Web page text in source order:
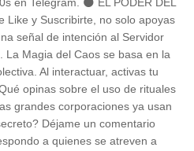
Like y Suscribirte, no solo apoyas
señal de intención al Servidor
La Magia del Caos se basa en la
Al interactuar, activas tu
opinas sobre el uso de rituales
grandes corporaciones ya usan
Déjame un comentario
a quienes se atreven a